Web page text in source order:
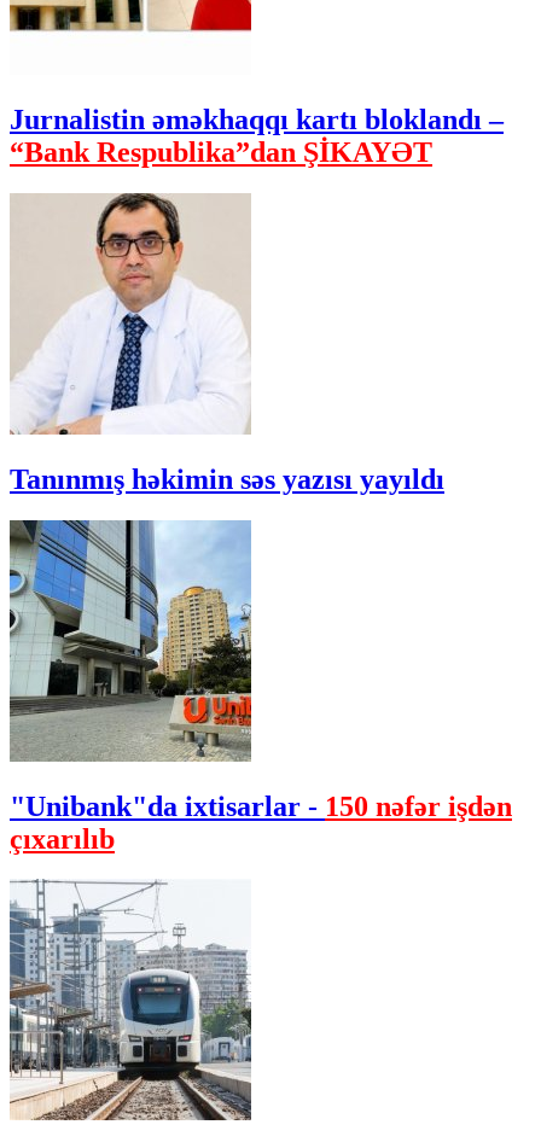
Jurnalistin əməkhaqqı kartı bloklandı –
“Bank Respublika”dan ŞİKAYƏT
Tanınmış həkimin səs yazısı yayıldı
"Unibank"da ixtisarlar - 150 nəfər işdən
çıxarılıb